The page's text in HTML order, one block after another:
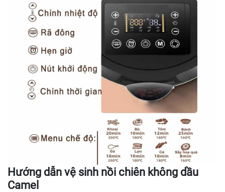
Hướng dẫn vệ sinh nồi chiên không dầu
Camel